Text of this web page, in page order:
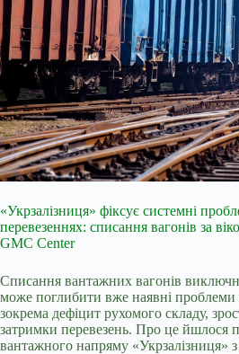
«Укрзалізниця» фіксує системні
перевезеннях: списання вагонів за
GMC Center
Списання вантажних вагонів
може поглибити вже наявні проблеми
зокрема дефіцит рухомого складу,
затримки перевезень. Про це йшлося
вантажного напряму «Укрзалізниця»